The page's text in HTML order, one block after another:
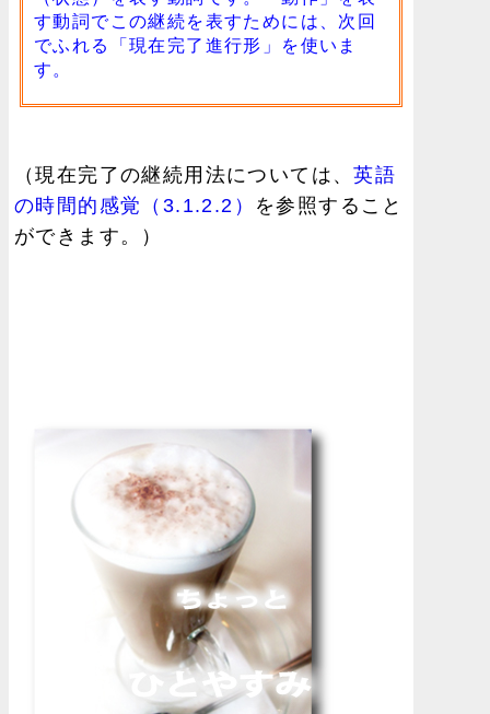
す動詞でこの継続を表すためには、次回
でふれる「現在完了進行形」を使いま
す。
（現在完了の継続用法については、英語
の時間的感覚（3.1.2.2） を参照すること
ができます。）